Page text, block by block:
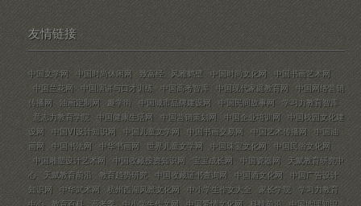
友情链接
中国文学网 中国时尚休闲网 致富经 风雅鹤壁 中国时尚文化网
中国书画艺术网
中国兰花网
中国演讲与口才训练 中国高考智库 中国现代家庭教育网
中国网络营销
传播网
油画定制网 趣学街 中国城市品牌建设网 中国民间故事网
学习力教育智库
意志力教育学院
中国健康生活网 中国营销策划网 中国企业培训网
中国校园文化建
设网
中国VI设计知识网 中国儿童文学网 中国书画交易网 中国艺术传播网
中国油
画网
中国书法网 中华书画网 世界儿童文学网 中国珠宝文化网
中国民俗文化网
中国雕塑设计艺术网
中国收藏投资知识网 宝宝成长网 中国瓷器网
天赋教育研究中
心
天赋教育前沿 教育趋势研究 中国收藏证书查询网 中国酒文化网
中国广告设计
知识网
中华武术网 杭州西湖风景文化网 中小学生作文大全 家长学院
学习力教育
中心
教育百科 高考季 中小学生作文网 中国爱情文化网 科技前沿 中国地理知识